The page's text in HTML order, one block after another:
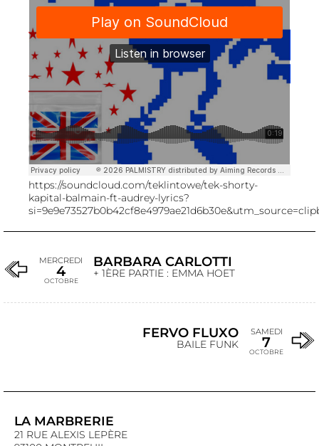
https://soundcloud.com/teklintowe/tek-shorty-
kapital-balmain-ft-audrey-lyrics?
MERCREDI
4
OCTOBRE
BARBARA CARLOTTI
+ 1ÈRE PARTIE : EMMA HOET
FERVO FLUXO
BAILE FUNK
SAMEDI
7
OCTOBRE
LA MARBRERIE
21 RUE ALEXIS LEPÈRE